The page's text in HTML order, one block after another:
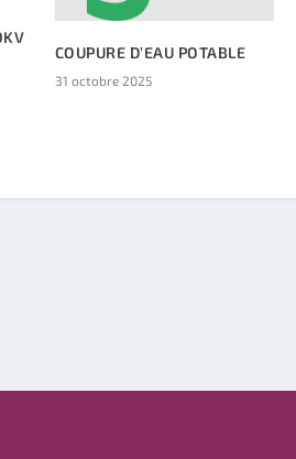
COUPURE D’EAU POTABLE
31 octobre 2025